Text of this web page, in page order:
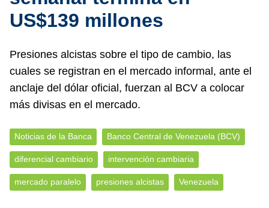
US$139 millones
Presiones alcistas sobre el tipo de cambio, las
cuales se registran en el mercado informal, ante el
anclaje del dólar oficial, fuerzan al BCV a colocar
más divisas en el mercado.
Noticias de la Banca Banco Central de Venezuela (BCV)
diferencial cambiario intervención cambiaria
mercado paralelo presiones alcistas Venezuela